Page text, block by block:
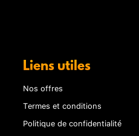
Liens utiles
Nos offres
Termes et conditions
Politique de confidentialité